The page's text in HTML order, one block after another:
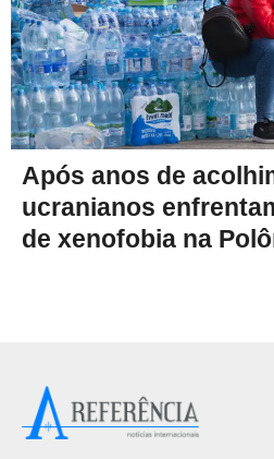
Após anos de
ucranianos
de xenofobia na